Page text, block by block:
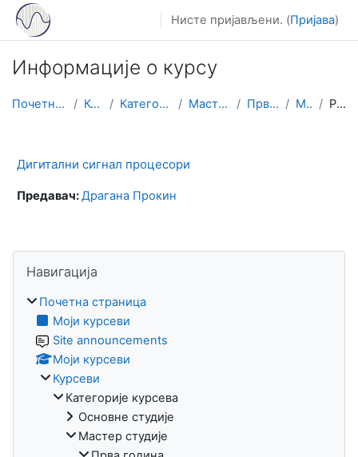
Иди на главни садржај
Нисте пријављени. (Пријава)
Информације о курсу
Почетна страница Курсеви Категорије курсева Мастер студије Прва година М-ДСП Резиме
Дигитални сигнал процесори
Предавач:Драганa Прокин
Блокови
Навигација
Почетна страница
Моји курсеви
Site announcements
Моји курсеви
Курсеви
Категорије курсева
Основне студије
Мастер студије